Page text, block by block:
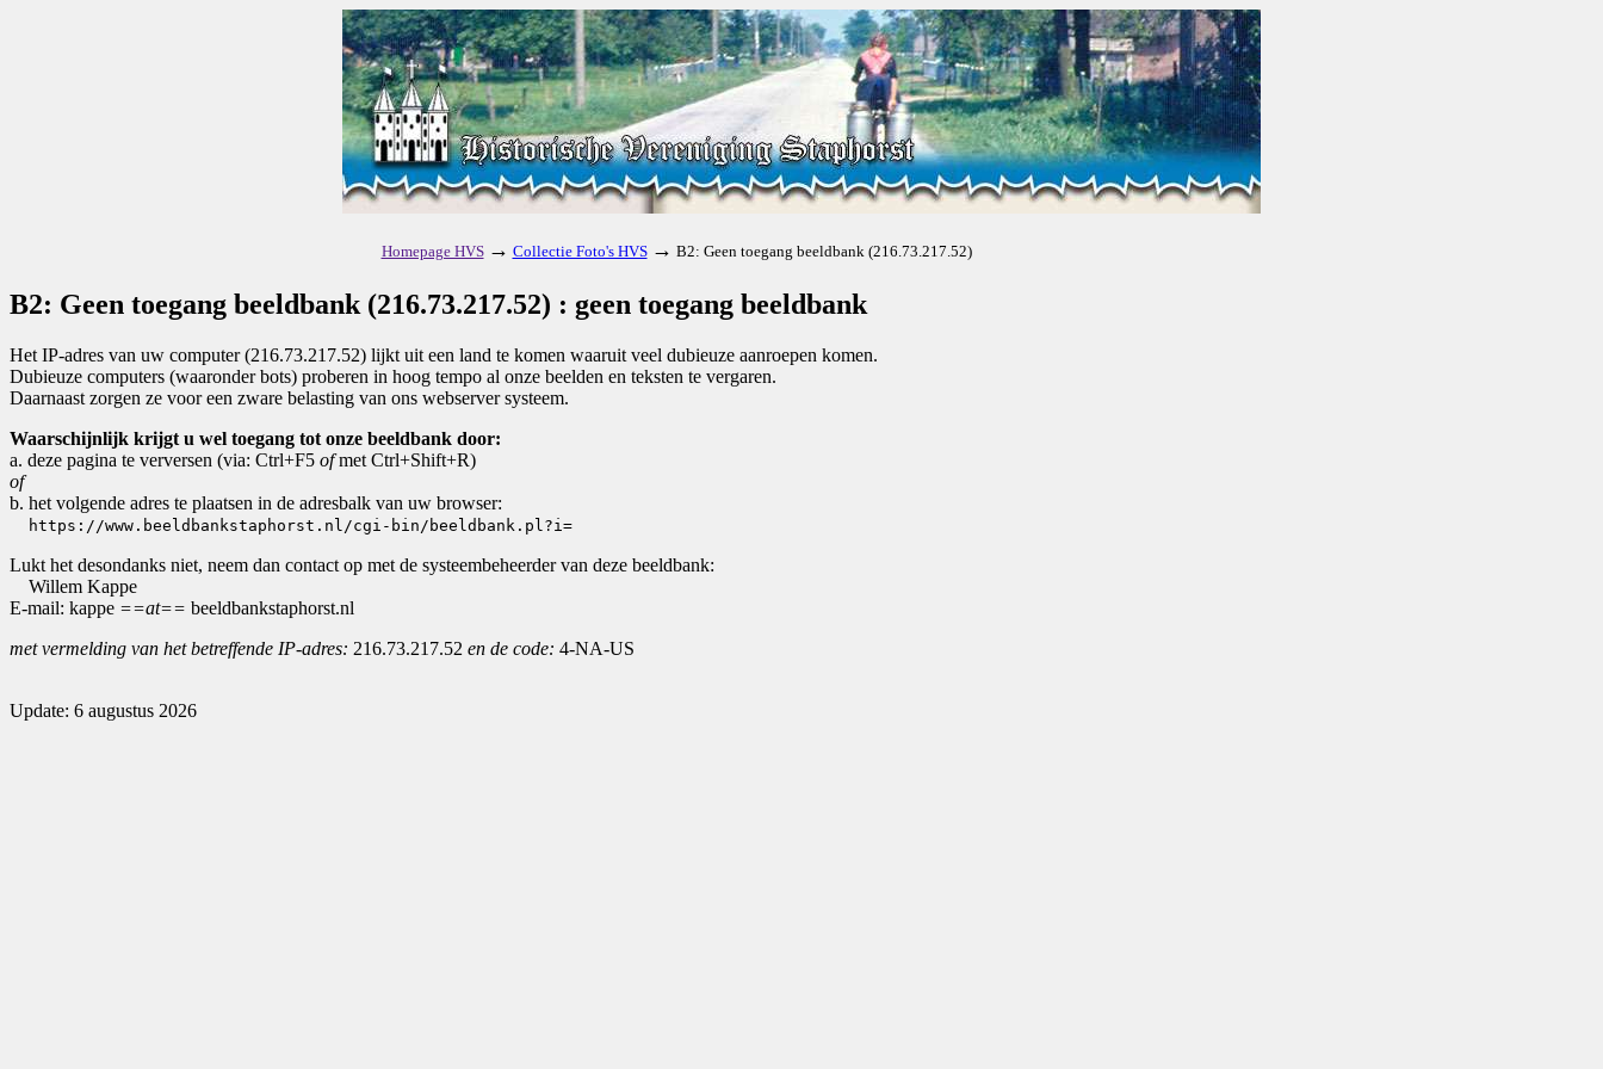
Homepage HVS → Collectie Foto's HVS → B2: Geen toegang beeldbank (216.73.217.52)
B2: Geen toegang beeldbank (216.73.217.52) : geen toegang beeldbank
Het IP-adres van uw computer (216.73.217.52) lijkt uit een land te komen waaruit veel dubieuze aanroepen komen.
Dubieuze computers (waaronder bots) proberen in hoog tempo al onze beelden en teksten te vergaren.
Daarnaast zorgen ze voor een zware belasting van ons webserver systeem.
Waarschijnlijk krijgt u wel toegang tot onze beeldbank door:
a. deze pagina te verversen (via: Ctrl+F5 ofmet Ctrl+Shift+R)
of
b. het volgende adres te plaatsen in de adresbalk van uw browser:
https://www.beeldbankstaphorst.nl/cgi-bin/beeldbank.pl?i=
Lukt het desondanks niet, neem dan contact op met de systeembeheerder van deze beeldbank:
Willem Kappe
E-mail: kappe ==at== beeldbankstaphorst.nl
met vermelding van het betreffende IP-adres: 216.73.217.52 en de code: 4-NA-US
Update: 6 augustus 2026